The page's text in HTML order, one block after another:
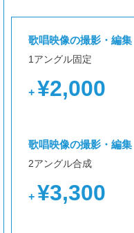
歌唱映像の撮影・編集
1アングル固定
+ ¥2,000
歌唱映像の撮影・編集
2アングル合成
+ ¥3,300